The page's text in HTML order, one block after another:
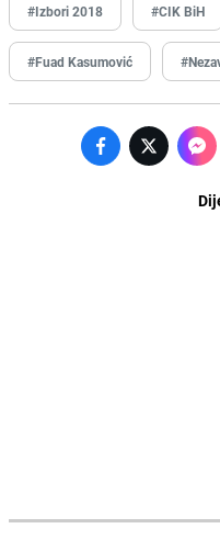
#Izbori 2018 #CIK BiH
#Fuad Kasumović